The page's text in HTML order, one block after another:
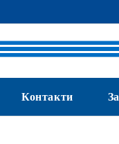
Контакти